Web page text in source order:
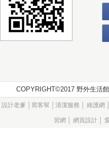
COPYRIGHT©2017 野外生
設計老爹 窩客幫 清潔服務 維護網
習網 網頁設計